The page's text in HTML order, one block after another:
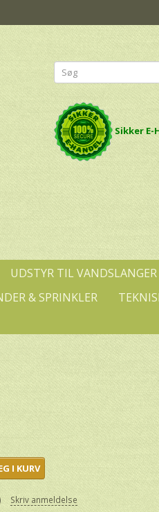
Sikker
UDSTYR TIL VANDSLANGER
& SPRINKLER
I KURV
Skriv anmeldelse